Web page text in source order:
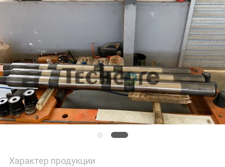
Характер продукции